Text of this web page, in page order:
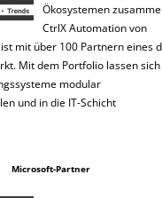
Ökosystemen
CtrlX Automation von
mit über 100 Partnern eines
Mit dem Portfolio lassen sich
modular
und in die IT-Schicht
Microsoft-Partner